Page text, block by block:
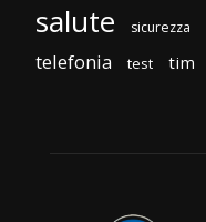
salute sicurezza
telefonia test tim